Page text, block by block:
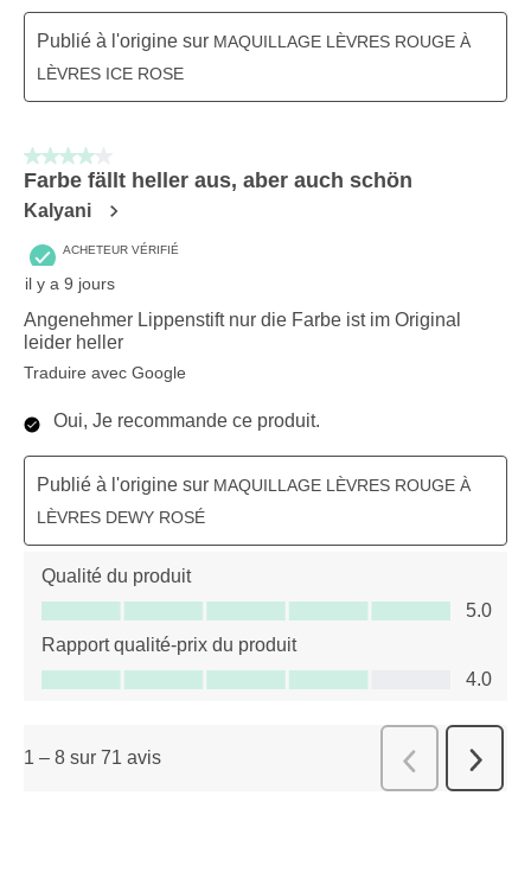
Publié à l'origine sur MAQUILLAGE LÈVRES ROUGE À
LÈVRES ICE ROSE
4 sur 5 étoiles.
Farbe fällt heller aus, aber auch schön
Kalyani
ACHETEUR VÉRIFIÉ
il y a 9 jours
Angenehmer Lippenstift nur die Farbe ist im Original
leider heller
Traduire avec Google
Oui, Je recommande ce produit.
Publié à l'origine sur MAQUILLAGE LÈVRES ROUGE À
LÈVRES DEWY ROSÉ
Qualité du produit
Qualité du produit, 5.0 sur 5
5.0
Rapport qualité-prix du produit
Rapport qualité-prix du produit, 4.0 sur 5
4.0
1 – 8 sur 71 avis PrécédentSuivant
avis